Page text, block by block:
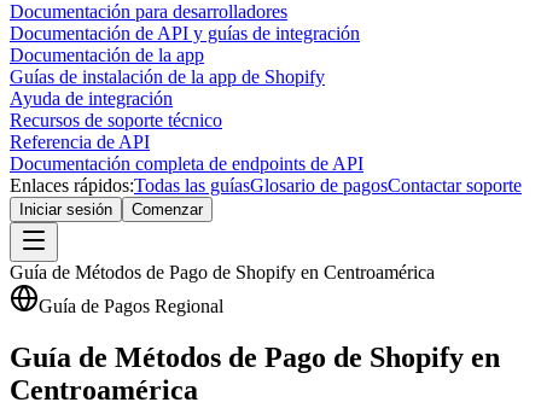
Documentación para desarrolladores
Documentación de API y guías de integración
Documentación de la app
Guías de instalación de la app de Shopify
Ayuda de integración
Recursos de soporte técnico
Referencia de API
Documentación completa de endpoints de API
Enlaces rápidos:Todas las guíasGlosario de pagosContactar soporte
Iniciar sesión Comenzar
Guía de Métodos de Pago de Shopify en Centroamérica
Guía de Pagos Regional
Guía de Métodos de Pago de Shopify en
Centroamérica